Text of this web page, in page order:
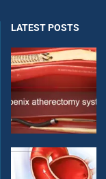
LATEST POSTS